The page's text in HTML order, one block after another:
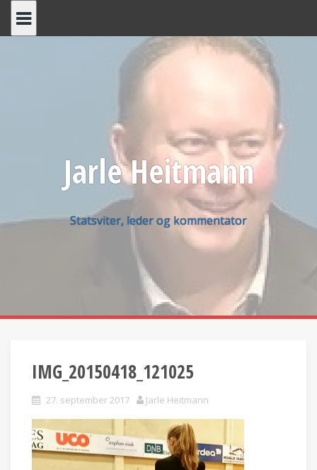
Jarle Heitmann
Statsviter, leder og kommentator
IMG_20150418_121025
27. september 2017 Jarle Heitmann